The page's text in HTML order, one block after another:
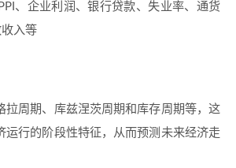
、企业利润、银行贷款、失业率、通货
入等
拉周期、库兹涅茨周期和库存周期等，这
运行的阶段性特征，从而预测未来经济走